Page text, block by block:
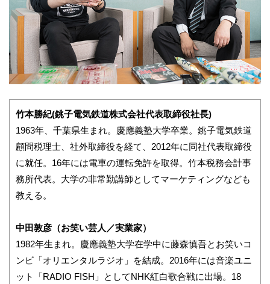
竹本勝紀(銚子電気鉄道株式会社代表取締役社長)
1963年、千葉県生まれ。慶應義塾大学卒業。銚子電気鉄道
顧問税理士、社外取締役を経て、2012年に同社代表取締役
に就任。16年には電車の運転免許を取得。竹本税務会計事
務所代表。大学の非常勤講師としてマーケティングなども
教える。
中田敦彦（お笑い芸人／実業家）
1982年生まれ。慶應義塾大学在学中に藤森慎吾とお笑いコ
ンビ「オリエンタルラジオ」を結成。2016年には音楽ユニ
ット「RADIO FISH」としてNHK紅白歌合戦に出場。18